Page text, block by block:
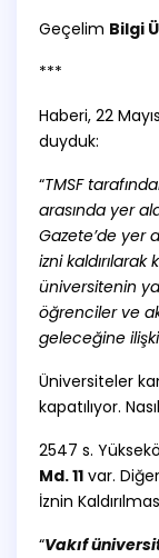
Geçelim Bilgi
***
Haberi, 22
duyduk:
“TMSF
arasında yer
Gazete’de yer
izni kaldırılarak
üniversitenin
öğrenciler ve
geleceğine
Üniversiteler
kapatılıyor.
2547 s.
Md. 11 var.
İznin
“Vakıf